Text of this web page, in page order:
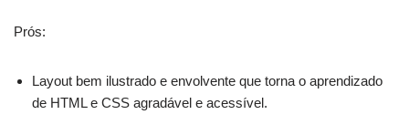
Prós:
Layout bem ilustrado e envolvente que torna o aprendizado
de HTML e CSS agradável e acessível.